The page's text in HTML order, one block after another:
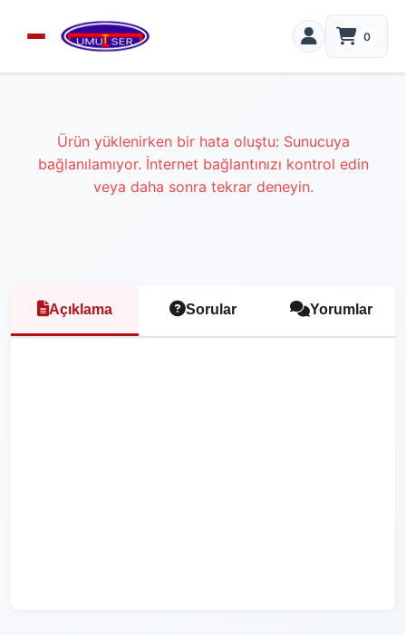
0
Ürün yüklenirken bir hata oluştu: Sunucuya
bağlanılamıyor. İnternet bağlantınızı kontrol edin
veya daha sonra tekrar deneyin.
Açıklama Sorular Yorumlar